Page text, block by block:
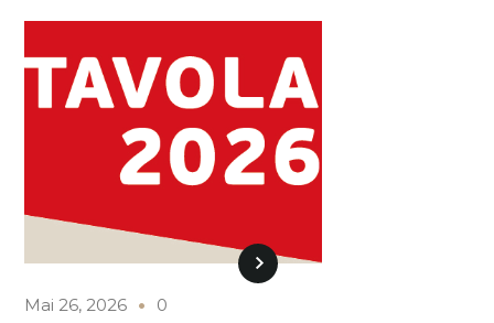
Mai 26, 2026 0